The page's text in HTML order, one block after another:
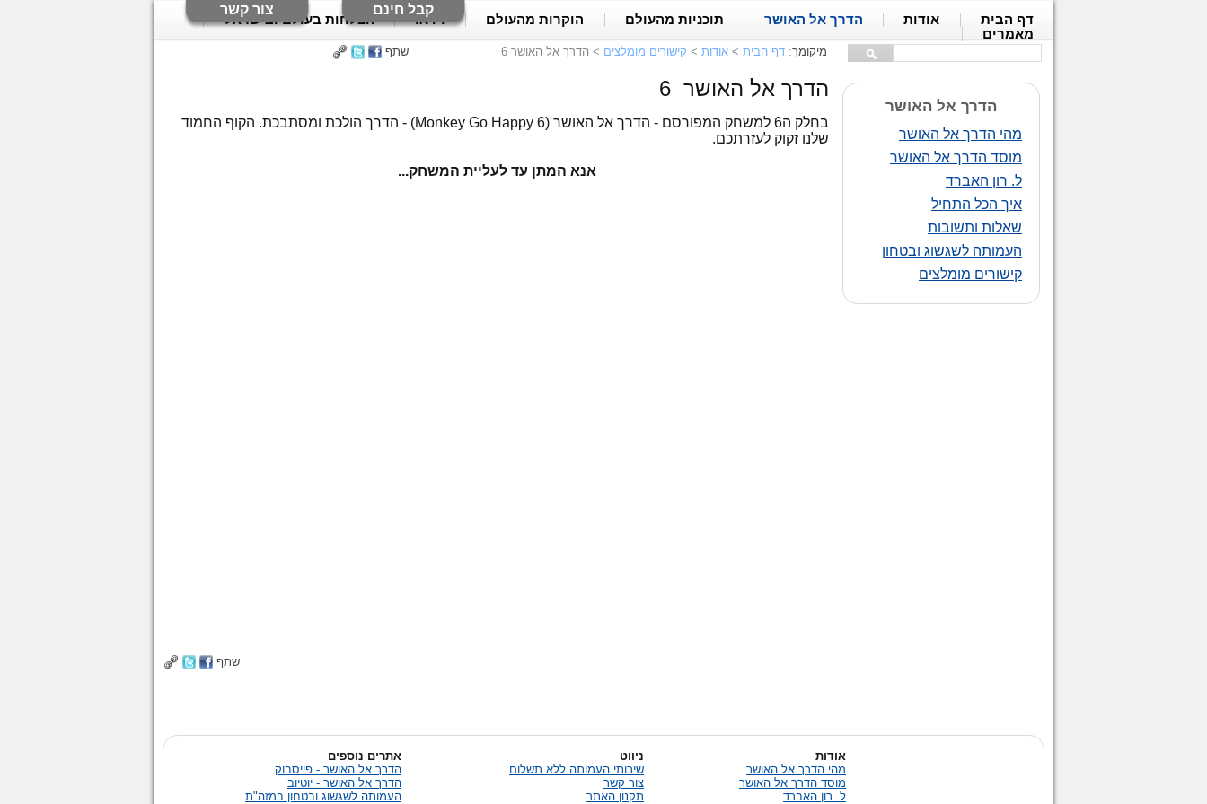
צור קשר קבל חינם
דף הבית אודות הדרך אל האושר תוכניות מהעולם הוקרות מהעולם וידאו
הצלחות בעולם ובישראל
מאמרים
שתף מיקומך: דף הבית > אודות > קישורים מומלצים > הדרך אל האושר 6
הדרך אל האושר
מהי הדרך אל האושר
מוסד הדרך אל האושר
ל. רון האברד
איך הכל התחיל
שאלות ותשובות
העמותה לשגשוג ובטחון
קישורים מומלצים
הדרך אל האושר 6
בחלק ה6 למשחק המפורסם - הדרך אל האושר (Monkey Go Happy 6) - הדרך הולכת ומסתבכת. הקוף החמוד
שלנו זקוק לעזרתכם.
אנא המתן עד לעליית המשחק...
שתף
אודות
מהי הדרך אל האושר
מוסד הדרך אל האושר
ל. רון האברד
ניווט
שירותי העמותה ללא תשלום
צור קשר
תקנון האתר
אתרים נוספים
הדרך אל האושר - פייסבוק
הדרך אל האושר - יוטיוב
העמותה לשגשוג ובטחון במזה"ת